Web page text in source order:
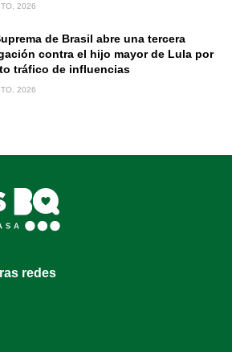
2026
de Brasil abre una tercera
contra el hijo mayor de Lula por
tráfico de influencias
2026
redes